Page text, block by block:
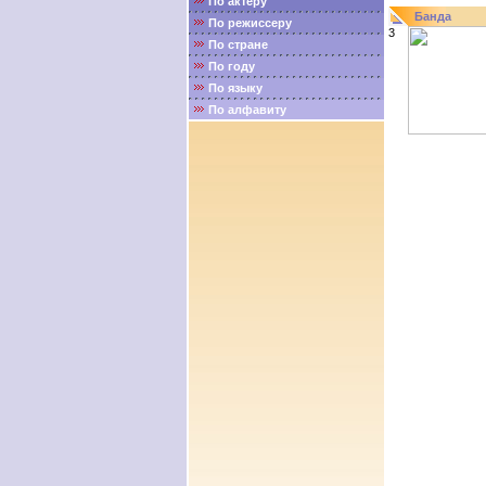
По режиссеру
По стране
По году
По языку
По алфавиту
Банда
3